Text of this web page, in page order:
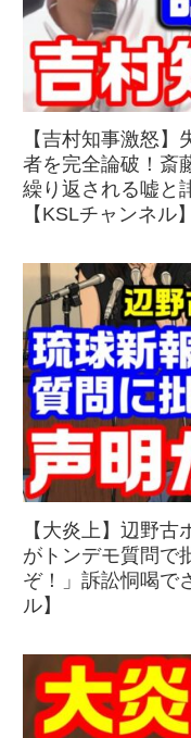
【吉村知事激怒
者を完全論破！斎
繰り返される嘘と
【KSLチャンネル】
【大炎上】辺野
がトンデモ質問で
ぞ！」訴訟恫喝で
ル】